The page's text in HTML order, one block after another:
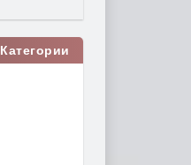
Категории